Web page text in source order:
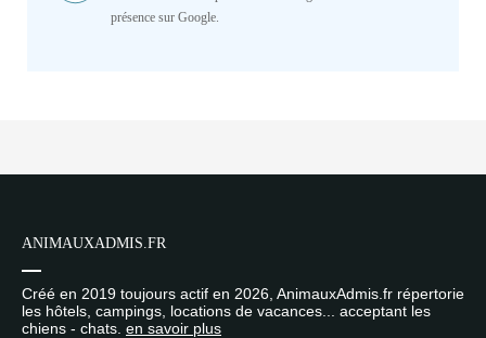
présence sur Google.
ANIMAUXADMIS.FR
Créé en 2019 toujours actif en 2026, AnimauxAdmis.fr répertorie
les hôtels, campings, locations de vacances... acceptant les
chiens - chats. en savoir plus